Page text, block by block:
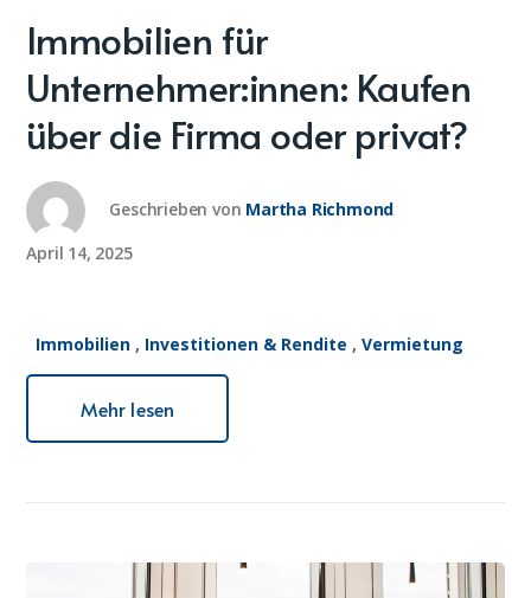
Immobilien für
Unternehmer:innen: Kaufen
über die Firma oder privat?
Geschrieben von Martha Richmond
April 14, 2025
Immobilien, Investitionen & Rendite , Vermietung
Mehr lesen